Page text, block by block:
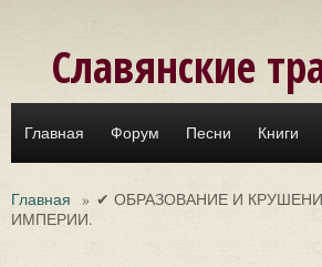
Славянские
Главная Форум Песни Книги
Главная » ✔ ОБРАЗОВАНИЕ И
ИМПЕРИИ.